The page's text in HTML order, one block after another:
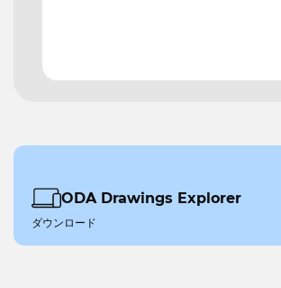
ODA Drawings Explorer
ダウンロード